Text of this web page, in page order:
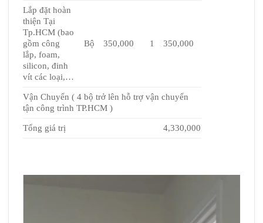
Lắp đặt hoàn
thiện Tại
Tp.HCM (bao
gồm công
lắp, foam,
silicon, đinh
vít các loại,…
Bộ 350,000 1 350,000
Vận Chuyển ( 4 bộ trở lên hỗ trợ vận chuyển
tận công trình TP.HCM )
Tổng giá trị 4,330,000